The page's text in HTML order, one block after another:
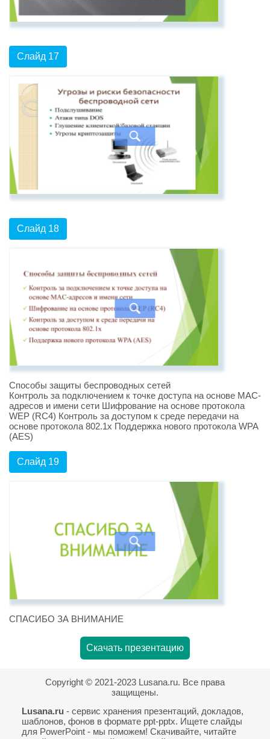
Слайд 17
Слайд 18
Способы защиты беспроводных сетей
Контроль за подключением к точке доступа на основе MAC-
адресов и имени сети Шифрование на основе протокола
WEP (RC4) Контроль за доступом к среде передачи на
основе протокола 802.1x Поддержка нового протокола WPA
(AES)
Слайд 19
СПАСИБО ЗА ВНИМАНИЕ
Скачать презентацию
Copyright © 2021-2023 Lusana.ru. Все права
защищены.
Lusana.ru - сервис хранения презентаций, докладов,
шаблонов, фонов в формате ppt-pptx. Ищете слайды
для PowerPoint - мы поможем! Скачивайте, читайте